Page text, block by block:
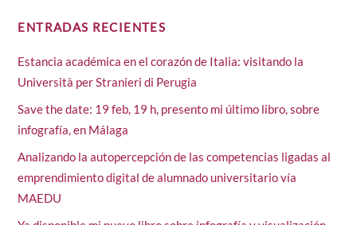
ENTRADAS RECIENTES
Estancia académica en el corazón de Italia: visitando la
Università per Stranieri di Perugia
Save the date: 19 feb, 19 h, presento mi último libro, sobre
infografía, en Málaga
Analizando la autopercepción de las competencias ligadas al
emprendimiento digital de alumnado universitario vía
MAEDU